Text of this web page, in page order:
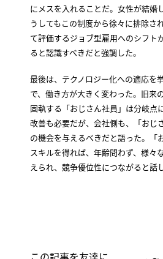
にメスを入れることだ。女性が結婚
うしてもこの制度から徐々に排除さ
て評価するジョブ型雇用へのシフト
ると認識すべきだと強調した。
最後は、テクノロジー化への適応を
で、働き方が大きく変わった。旧来
固執する「おじさん社員」は分岐点
改善も必要だが、会社側も、「おじ
の機会を与えるべきだと語った。「
スキルを得れば、年齢問わず、様々
えられ、競争優位性につながると話